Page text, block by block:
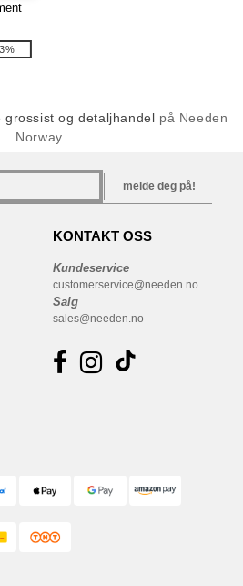
grossist og detaljhandel på Needen
Norway
melde deg på!
KONTAKT OSS
Kundeservice
customerservice@needen.no
Salg
sales@needen.no